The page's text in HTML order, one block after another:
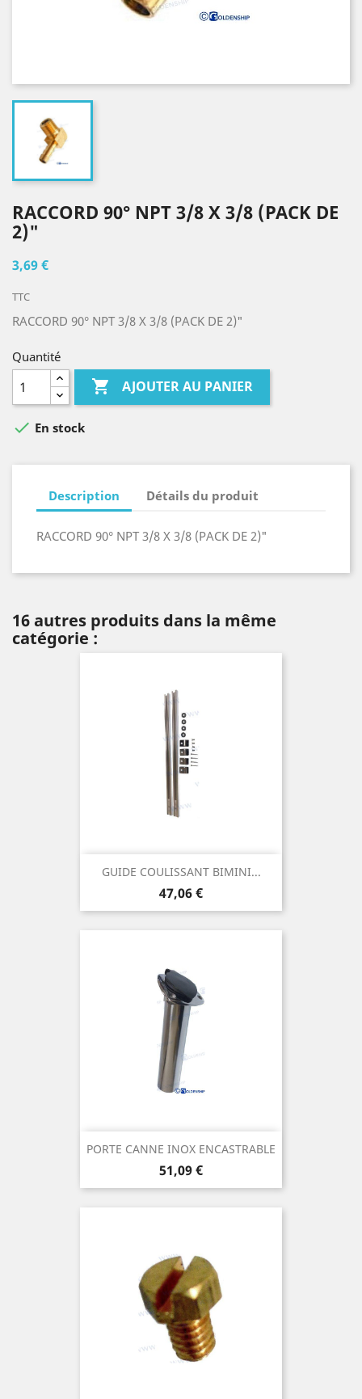
RACCORD 90° NPT 3/8 X 3/8 (PACK DE
2)"
3,69 €
TTC
RACCORD 90° NPT 3/8 X 3/8 (PACK DE 2)"
Quantité
 AJOUTER AU PANIER
 En stock
Description Détails du produit
RACCORD 90° NPT 3/8 X 3/8 (PACK DE 2)"
16 autres produits dans la même
catégorie :
GUIDE COULISSANT BIMINI...
Prix
47,06 €
PORTE CANNE INOX ENCASTRABLE
Prix
51,09 €